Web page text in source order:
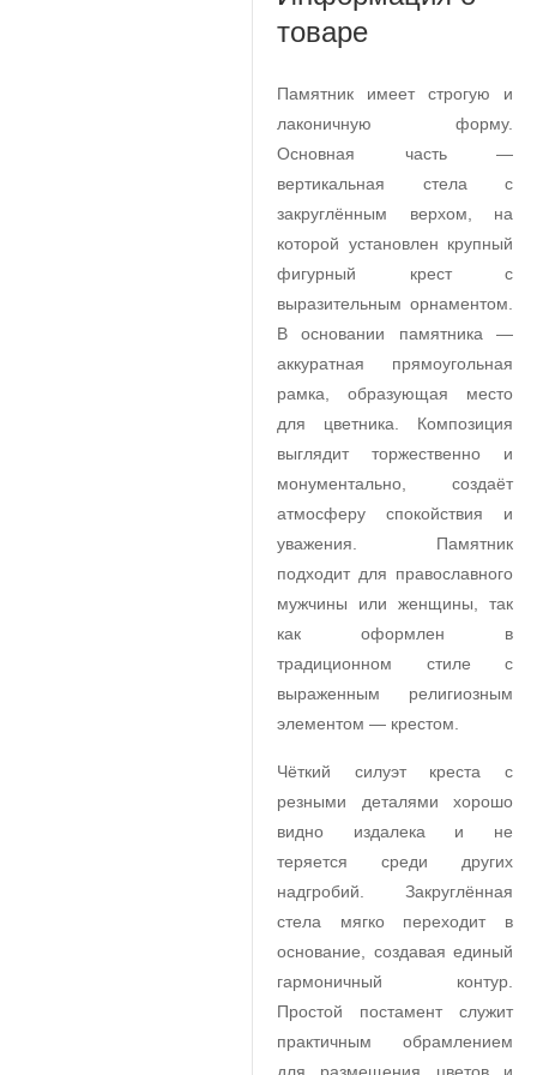
товаре
Памятник имеет строгую и
лаконичную форму.
Основная часть —
вертикальная стела с
закруглённым верхом, на
которой установлен крупный
фигурный крест с
выразительным орнаментом.
В основании памятника —
аккуратная прямоугольная
рамка, образующая место
для цветника. Композиция
выглядит торжественно и
монументально, создаёт
атмосферу спокойствия и
уважения. Памятник
подходит для православного
мужчины или женщины, так
как оформлен в
традиционном стиле с
выраженным религиозным
элементом — крестом.
Чёткий силуэт креста с
резными деталями хорошо
видно издалека и не
теряется среди других
надгробий. Закруглённая
стела мягко переходит в
основание, создавая единый
гармоничный контур.
Простой постамент служит
практичным обрамлением